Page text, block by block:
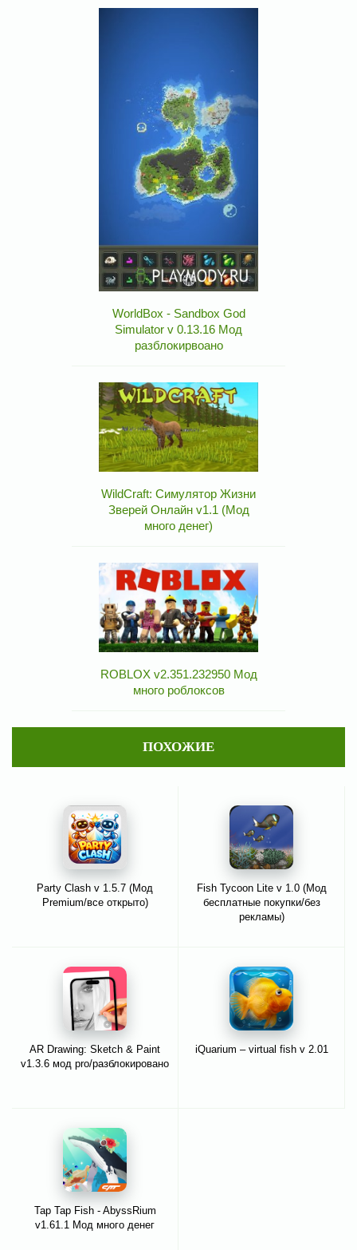
WorldBox - Sandbox God
Simulator v 0.13.16 Мод
разблокирвоано
WildCraft: Симулятор Жизни
Зверей Онлайн v1.1 (Мод
много денег)
ROBLOX v2.351.232950 Мод
много роблоксов
ПОХОЖИЕ
Party Clash v 1.5.7 (Мод
Premium/все открыто)
Fish Tycoon Lite v 1.0 (Мод
бесплатные покупки/без
рекламы)
AR Drawing: Sketch & Paint
v1.3.6 мод pro/разблокировано
iQuarium – virtual fish v 2.01
Tap Tap Fish - AbyssRium
v1.61.1 Мод много денег